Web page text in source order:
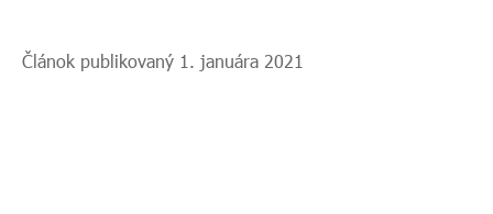
Článok publikovaný 1. januára 2021